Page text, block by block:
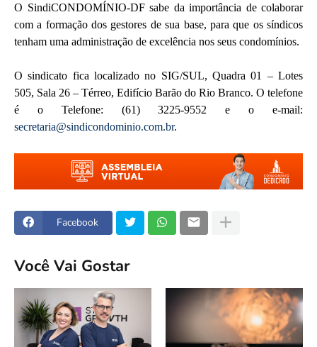
O SindiCONDOMÍNIO-DF sabe da importância de colaborar
com a formação dos gestores de sua base, para que os síndicos
tenham uma administração de excelência nos seus condomínios.
O sindicato fica localizado no SIG/SUL, Quadra 01 – Lotes
505, Sala 26 – Térreo, Edifício Barão do Rio Branco. O telefone
é o Telefone: (61) 3225-9552 e o e-mail:
secretaria@sindicondominio.com.br.
Facebook
Você Vai Gostar